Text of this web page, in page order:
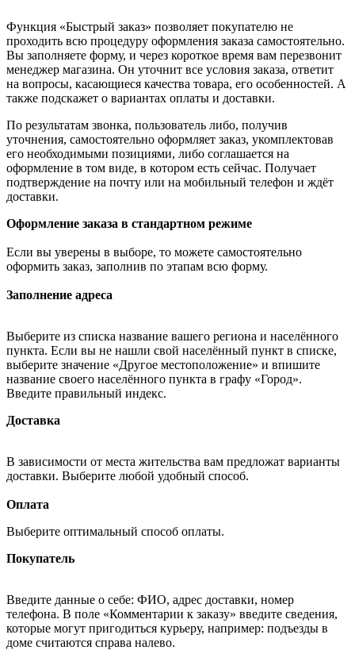
Функция «Быстрый заказ» позволяет покупателю не
проходить всю процедуру оформления заказа самостоятельно.
Вы заполняете форму, и через короткое время вам перезвонит
менеджер магазина. Он уточнит все условия заказа, ответит
на вопросы, касающиеся качества товара, его особенностей. А
также подскажет о вариантах оплаты и доставки.
По результатам звонка, пользователь либо, получив
уточнения, самостоятельно оформляет заказ, укомплектовав
его необходимыми позициями, либо соглашается на
оформление в том виде, в котором есть сейчас. Получает
подтверждение на почту или на мобильный телефон и ждёт
доставки.
Оформление заказа в стандартном режиме
Если вы уверены в выборе, то можете самостоятельно
оформить заказ, заполнив по этапам всю форму.
Заполнение адреса
Выберите из списка название вашего региона и населённого
пункта. Если вы не нашли свой населённый пункт в списке,
выберите значение «Другое местоположение» и впишите
название своего населённого пункта в графу «Город».
Введите правильный индекс.
Доставка
В зависимости от места жительства вам предложат варианты
доставки. Выберите любой удобный способ.
Оплата
Выберите оптимальный способ оплаты.
Покупатель
Введите данные о себе: ФИО, адрес доставки, номер
телефона. В поле «Комментарии к заказу» введите сведения,
которые могут пригодиться курьеру, например: подъезды в
доме считаются справа налево.